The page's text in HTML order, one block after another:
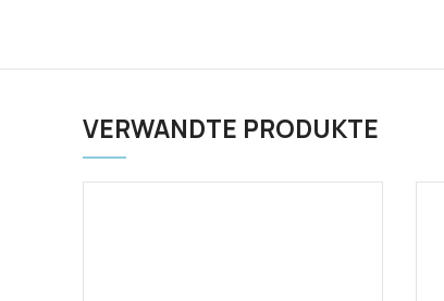
VERWANDTE PRODUKTE